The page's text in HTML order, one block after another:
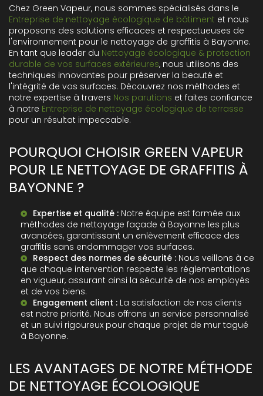
Chez Green Vapeur, nous sommes spécialisés dans le
Entreprise de nettoyage écologique de bâtiment et nous
proposons des solutions efficaces et respectueuses de
l'environnement pour le nettoyage de graffitis à Bayonne.
En tant que leader du Nettoyage écologique & protection
durable de vos surfaces extérieures, nous utilisons des
techniques innovantes pour préserver la beauté et
l'intégrité de vos surfaces. Découvrez nos méthodes et
notre expertise à travers Nos parutions et faites confiance
à notre Entreprise de nettoyage écologique de terrasse
pour un résultat impeccable.
POURQUOI CHOISIR GREEN VAPEUR
POUR LE NETTOYAGE DE GRAFFITIS À
BAYONNE ?
Expertise et qualité : Notre équipe est formée aux
méthodes de nettoyage façade à Bayonne les plus
avancées, garantissant un enlèvement efficace des
graffitis sans endommager vos surfaces.
Respect des normes de sécurité : Nous veillons à ce
que chaque intervention respecte les réglementations
en vigueur, assurant ainsi la sécurité de nos employés
et de vos biens.
Engagement client : La satisfaction de nos clients
est notre priorité. Nous offrons un service personnalisé
et un suivi rigoureux pour chaque projet de mur tagué
à Bayonne.
LES AVANTAGES DE NOTRE MÉTHODE
DE NETTOYAGE ÉCOLOGIQUE